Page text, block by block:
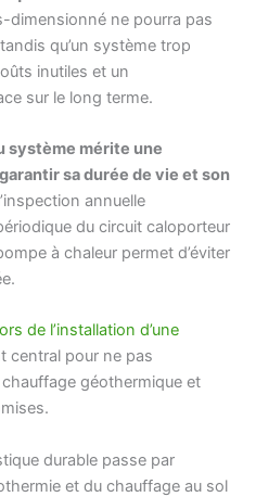
dimensionné ne pourra pas
qu’un système trop
inutiles et un
sur le long terme.
système mérite une
sa durée de vie et son
annuelle
du circuit caloporteur
à chaleur permet d’éviter
de l’installation d’une
central pour ne pas
géothermique et
durable passe par
et du chauffage au sol